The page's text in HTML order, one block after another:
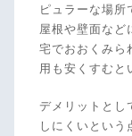
ピュラーな場所
屋根や壁面など
宅でおおくみら
用も安くすむと
デメリットとし
しにくいという